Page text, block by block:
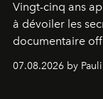
Vingt-cinq ans
à dévoiler les
documentaire
inédites et
générationnel.
07.08.2026 by